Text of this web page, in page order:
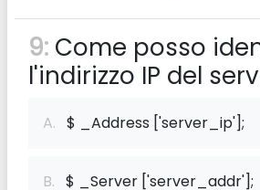
9: Come posso
l'indirizzo IP del
A. $ _Address ['server_ip'];
B. $ _Server ['server_addr'];